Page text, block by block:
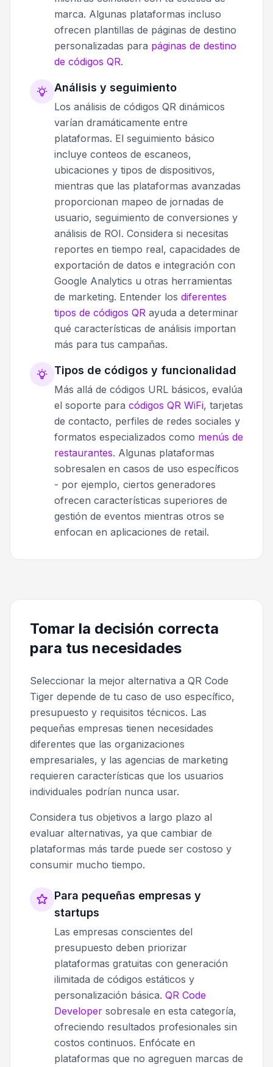
marca. Algunas plataformas incluso
ofrecen plantillas de páginas de destino
personalizadas para páginas de destino
de códigos QR.
Análisis y seguimiento
Los análisis de códigos QR dinámicos
varían dramáticamente entre
plataformas. El seguimiento básico
incluye conteos de escaneos,
ubicaciones y tipos de dispositivos,
mientras que las plataformas avanzadas
proporcionan mapeo de jornadas de
usuario, seguimiento de conversiones y
análisis de ROI. Considera si necesitas
reportes en tiempo real, capacidades de
exportación de datos e integración con
Google Analytics u otras herramientas
de marketing. Entender los diferentes
tipos de códigos QR ayuda a determinar
qué características de análisis importan
más para tus campañas.
Tipos de códigos y funcionalidad
Más allá de códigos URL básicos, evalúa
el soporte para códigos QR WiFi, tarjetas
de contacto, perfiles de redes sociales y
formatos especializados como menús de
restaurantes. Algunas plataformas
sobresalen en casos de uso específicos
- por ejemplo, ciertos generadores
ofrecen características superiores de
gestión de eventos mientras otros se
enfocan en aplicaciones de retail.
Tomar la decisión correcta
para tus necesidades
Seleccionar la mejor alternativa a QR Code
Tiger depende de tu caso de uso específico,
presupuesto y requisitos técnicos. Las
pequeñas empresas tienen necesidades
diferentes que las organizaciones
empresariales, y las agencias de marketing
requieren características que los usuarios
individuales podrían nunca usar.
Considera tus objetivos a largo plazo al
evaluar alternativas, ya que cambiar de
plataformas más tarde puede ser costoso y
consumir mucho tiempo.
Para pequeñas empresas y
startups
Las empresas conscientes del
presupuesto deben priorizar
plataformas gratuitas con generación
ilimitada de códigos estáticos y
personalización básica. QR Code
Developer sobresale en esta categoría,
ofreciendo resultados profesionales sin
costos continuos. Enfócate en
plataformas que no agreguen marcas de